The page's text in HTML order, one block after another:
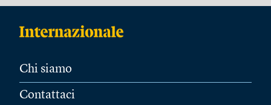
Chi siamo
Contattaci